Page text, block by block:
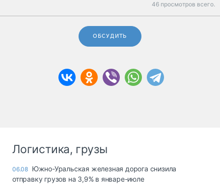
46 просмотров всего.
ОБСУДИТЬ
Логистика, грузы
06.08 Южно-Уральская железная дорога снизила
отправку грузов на 3,9% в январе-июле